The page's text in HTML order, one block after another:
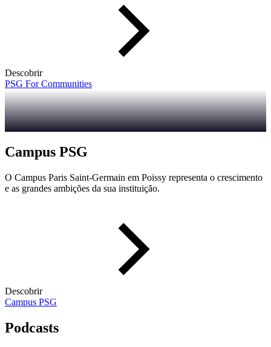
Descobrir
PSG For Communities
Campus PSG
O Campus Paris Saint-Germain em Poissy representa o crescimento
e as grandes ambições da sua instituição.
Descobrir
Campus PSG
Podcasts